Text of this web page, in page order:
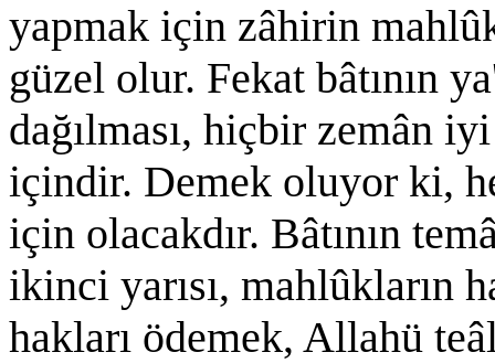
yapmak için zâhirin
güzel olur. Fekat bâtının
dağılması, hiçbir zemân
içindir. Demek oluyor ki,
için olacakdır. Bâtının
ikinci yarısı, mahlûkların
hakları ödemek, Allahü